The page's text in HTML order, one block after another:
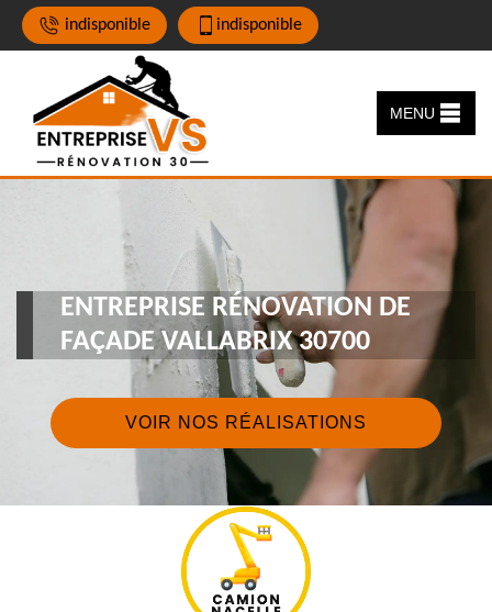
indisponible indisponible
MENU
ENTREPRISE RÉNOVATION DE
FAÇADE VALLABRIX 30700
VOIR NOS RÉALISATIONS